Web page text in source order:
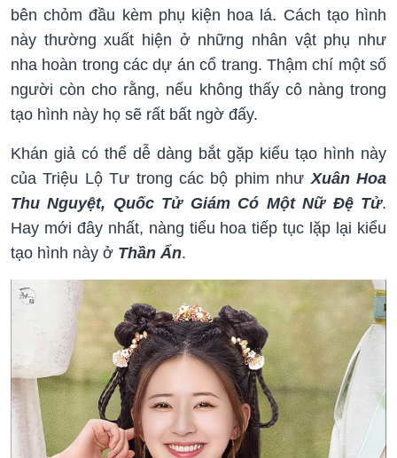
bên chỏm đầu kèm phụ kiện hoa lá. Cách tạo hình
này thường xuất hiện ở những nhân vật phụ như
nha hoàn trong các dự án cổ trang. Thậm chí một số
người còn cho rằng, nếu không thấy cô nàng trong
tạo hình này họ sẽ rất bất ngờ đấy.
Khán giả có thể dễ dàng bắt gặp kiểu tạo hình này
của Triệu Lộ Tư trong các bộ phim như Xuân Hoa
Thu Nguyệt, Quốc Tử Giám Có Một Nữ Đệ Tử.
Hay mới đây nhất, nàng tiểu hoa tiếp tục lặp lại kiểu
tạo hình này ở Thần Ẩn.